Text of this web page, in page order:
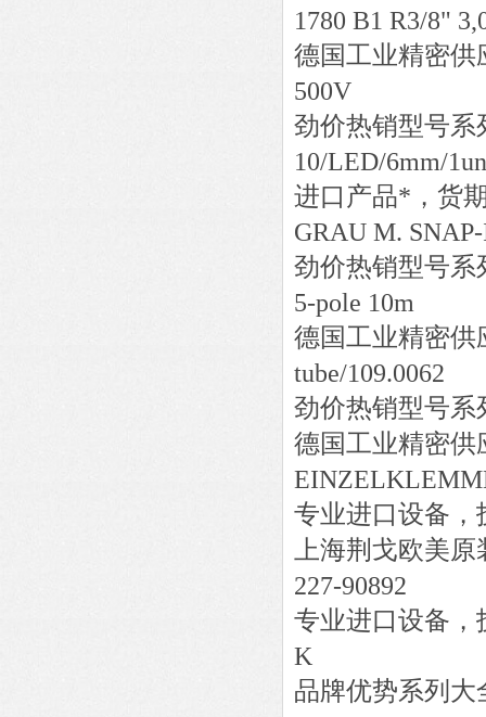
1780 B1 R3/8"
德国工业精密供
500V
劲价热销型号系
10/LED/6mm/
进口产品*，货
GRAU M.
劲价热销型号系
5-pole 10m
德国工业精密供
tube/
劲价热销型号系
德国工业精密供
专业进口设备，
上海荆戈欧美
227-90892
专业进口设备，
K
品牌优势系列大